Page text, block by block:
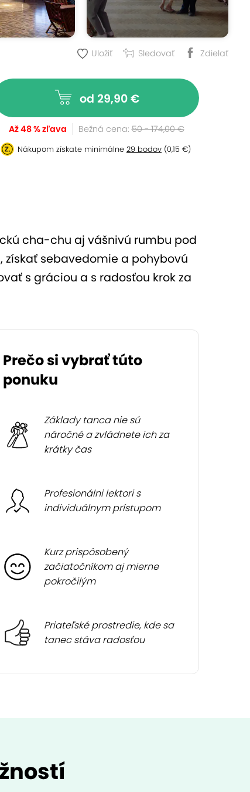
Uložiť Sledovať Zdielať
od 29,90 €
Až 48 % zľava Bežná cena: 50 - 174,00 €
Nákupom získate minimálne 29 bodov (0,15 €)
cha-chu aj vášnivú rumbu pod
získať sebavedomie a pohybovú
s gráciou a s radosťou krok za
Prečo si vybrať túto
ponuku
Základy tanca nie sú
náročné a zvládnete ich za
krátky čas
Profesionálni lektori s
individuálnym prístupom
Kurz prispôsobený
začiatočníkom aj mierne
pokročilým
Priateľské prostredie, kde sa
tanec stáva radosťou